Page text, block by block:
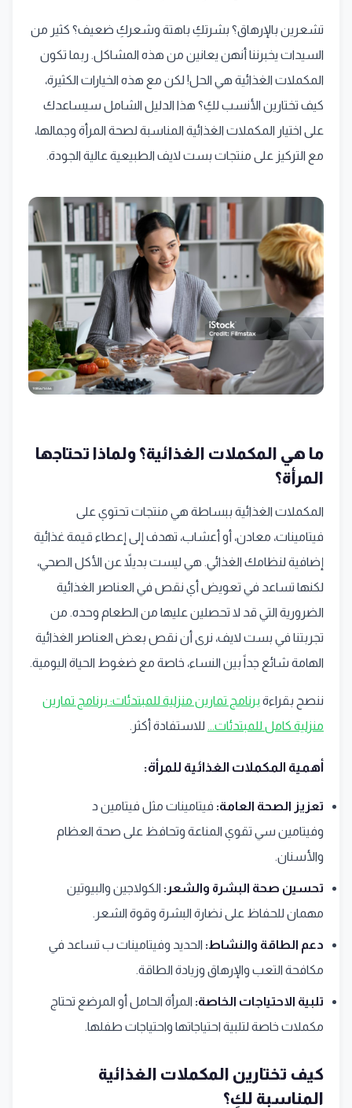
تشعرين بالإرهاق؟ بشرتكِ باهتة وشعركِ ضعيف؟ كثير من
السيدات يخبرننا أنهن يعانين من هذه المشاكل. ربما تكون
المكملات الغذائية هي الحل! لكن مع هذه الخيارات الكثيرة،
كيف تختارين الأنسب لكِ؟ هذا الدليل الشامل سيساعدك
على اختيار المكملات الغذائية المناسبة لصحة المرأة وجمالها،
مع التركيز على منتجات بست لايف الطبيعية عالية الجودة.
ما هي المكملات الغذائية؟ ولماذا تحتاجها
المرأة؟
المكملات الغذائية ببساطة هي منتجات تحتوي على
فيتامينات، معادن، أو أعشاب، تهدف إلى إعطاء قيمة غذائية
إضافية لنظامك الغذائي. هي ليست بديلاً عن الأكل الصحي،
لكنها تساعد في تعويض أي نقص في العناصر الغذائية
الضرورية التي قد لا تحصلين عليها من الطعام وحده. من
تجربتنا في بست لايف، نرى أن نقص بعض العناصر الغذائية
الهامة شائع جداً بين النساء، خاصة مع ضغوط الحياة اليومية.
ننصح بقراءة برنامج تمارين منزلية للمبتدئات: برنامج تمارين
منزلية كامل للمبتدئات... للاستفادة أكثر.
أهمية المكملات الغذائية للمرأة:
تعزيز الصحة العامة: فيتامينات مثل فيتامين د
وفيتامين سي تقوي المناعة وتحافظ على صحة العظام
والأسنان.
تحسين صحة البشرة والشعر: الكولاجين والبيوتين
مهمان للحفاظ على نضارة البشرة وقوة الشعر.
دعم الطاقة والنشاط: الحديد وفيتامينات ب تساعد في
مكافحة التعب والإرهاق وزيادة الطاقة.
تلبية الاحتياجات الخاصة: المرأة الحامل أو المرضع تحتاج
مكملات خاصة لتلبية احتياجاتها واحتياجات طفلها.
كيف تختارين المكملات الغذائية
المناسبة لكِ؟